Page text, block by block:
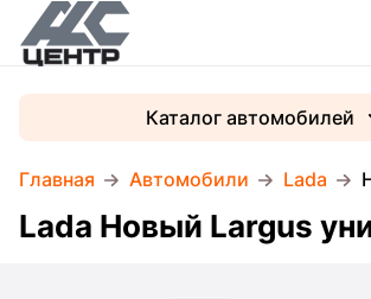
Главная Автомобили Lada
Каталог автомобилей
Lada Новый Largus